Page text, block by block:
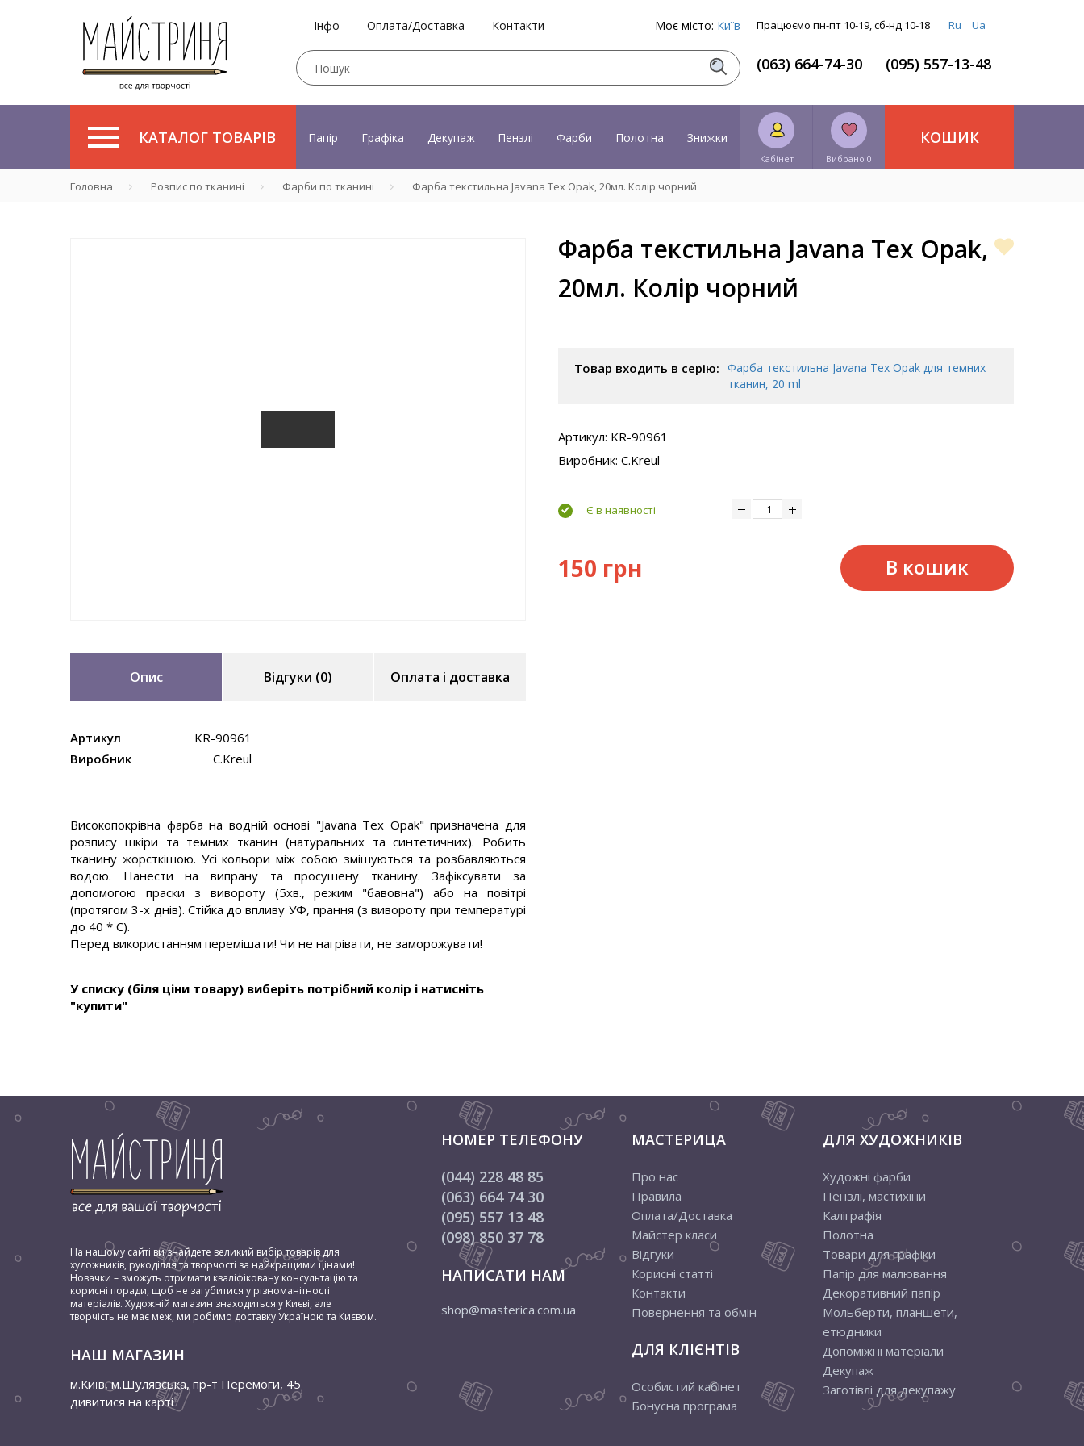
Інфо Оплата/Доставка Контакти Моє місто: Київ Працюємо пн-пт 10-19, сб-нд 10-18 Ru Ua
(063) 664-74-30 (095) 557-13-48
КАТАЛОГ ТОВАРІВ Папір Графіка Декупаж Пензлі Фарби Полотна Знижки
Кабінет Вибрано 0
КОШИК
Головна Розпис по тканині Фарби по тканині Фарба текстильна Javana Tex Opak, 20мл. Колір чорний
Опис Відгуки (0) Оплата і доставка
Артикул
KR-90961
Виробник
C.Kreul
Високопокрівна фарба на водній основі "Javana Tex Opak" призначена для
розпису шкіри та темних тканин (натуральних та синтетичних). Робить
тканину жорсткішою. Усі кольори між собою змішуються та розбавляються
водою. Нанести на випрану та просушену тканину. Зафіксувати за
допомогою праски з вивороту (5хв., режим "бавовна") або на повітрі
(протягом 3-х днів). Стійка до впливу УФ, прання (з вивороту при температурі
до 40 * С).
Перед використанням перемішати! Чи не нагрівати, не заморожувати!
У списку (біля ціни товару) виберіть потрібний колір і натисніть
"купити"
Фарба текстильна Javana Tex Opak,
20мл. Колір чорний
Товар входить в серію: Фарба текстильна Javana Tex Opak для темних
тканин, 20 ml
Артикул: KR-90961
Виробник: C.Kreul
Є в наявності
150 грн В кошик
На нашому сайті ви знайдете великий вибір товарів для
художників, рукоділля та творчості за найкращими цінами!
Новачки – зможуть отримати кваліфіковану консультацію та
корисні поради, щоб не загубитися у різноманітності
матеріалів. Художній магазин знаходиться у Києві, але
творчість не має меж, ми робимо доставку Україною та Києвом.
НАШ МАГАЗИН
м.Київ, м.Шулявська, пр-т Перемоги, 45
дивитися на карті
НОМЕР ТЕЛЕФОНУ
(044) 228 48 85
(063) 664 74 30
(095) 557 13 48
(098) 850 37 78
НАПИСАТИ НАМ
shop@masterica.com.ua
МАСТЕРИЦА
Про нас
Правила
Оплата/Доставка
Майстер класи
Відгуки
Корисні статті
Контакти
Повернення та обмін
ДЛЯ КЛІЄНТІВ
Особистий кабінет
Бонусна програма
ДЛЯ ХУДОЖНИКІВ
Художні фарби
Пензлі, мастихіни
Каліграфія
Полотна
Товари для графіки
Папір для малювання
Декоративний папір
Мольберти, планшети,
етюдники
Допоміжні матеріали
Декупаж
Заготівлі для декупажу